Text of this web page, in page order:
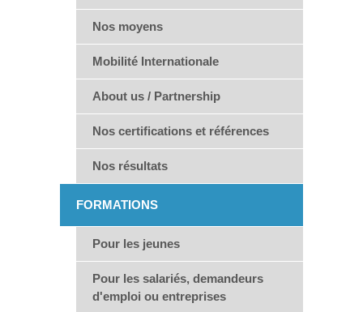
Nos moyens
Mobilité Internationale
About us / Partnership
Nos certifications et références
Nos résultats
FORMATIONS
Pour les jeunes
Pour les salariés, demandeurs
d'emploi ou entreprises